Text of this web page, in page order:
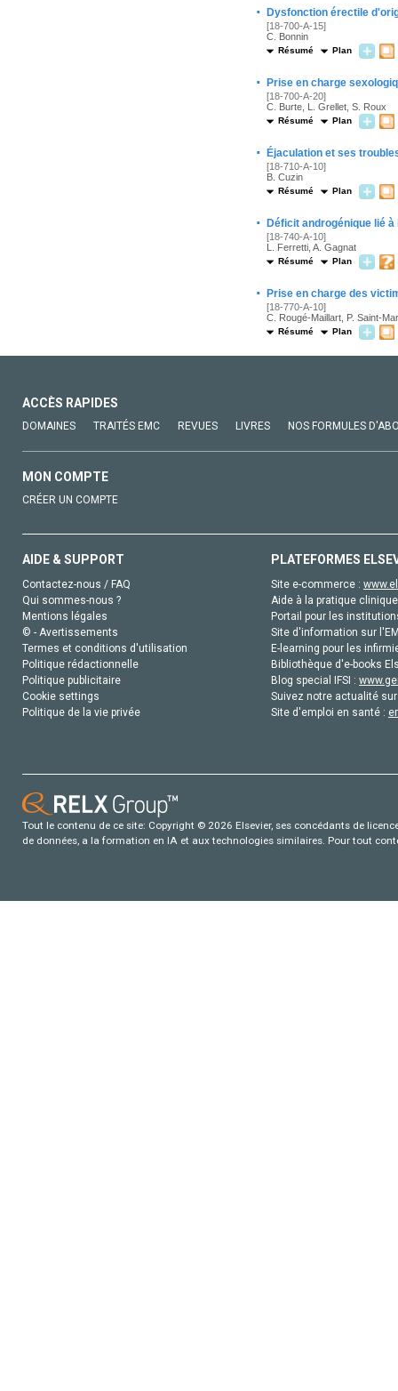
· Dysfonction érectile
[18-700-A-15]
C. Bonnin
Résumé Plan
· Prise en charge
[18-700-A-20]
C. Burte, L. Grellet, S. Roux
Résumé Plan
· Éjaculation et ses
[18-710-A-10]
B. Cuzin
Résumé Plan
· Déficit androgénique lié à
[18-740-A-10]
L. Ferretti, A. Gagnat
Résumé Plan
· Prise en charge des
[18-770-A-10]
C. Rougé-Maillart, P. Saint-
Résumé Plan
ACCÈS RAPIDES
DOMAINES TRAITÉS EMC REVUES LIVRES NOS FORMULES
MON COMPTE
CRÉER UN COMPTE
AIDE & SUPPORT
Contactez-nous / FAQ
Qui sommes-nous ?
Mentions légales
© - Avertissements
Termes et conditions d'utilisation
Politique rédactionnelle
Politique publicitaire
Cookie settings
Politique de la vie privée
PLATEFORMES
Site e-commerce :
Aide à la pratique
Portail pour les
Site d'information sur
E-learning pour les
Bibliothèque d'e-books
Blog special IFSI :
Suivez notre actualité
Site d'emploi en santé :
Tout le contenu de ce site: Copyright © 2026 Elsevier, ses concédants de
de données, a la formation en IA et aux technologies similaires. Pour tout